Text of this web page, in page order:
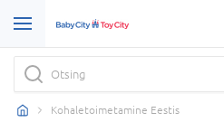
Kohaletoimetamine Eestis